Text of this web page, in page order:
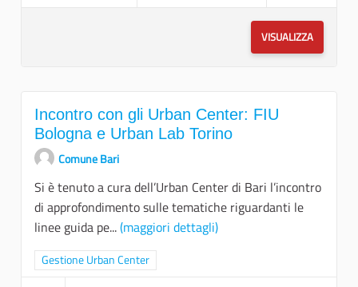
VISUALIZZA
Incontro con gli Urban Center: FIU
Bologna e Urban Lab Torino
Comune Bari
Si è tenuto a cura dell’Urban Center di Bari l’incontro
di approfondimento sulle tematiche riguardanti le
linee guida pe...(maggiori dettagli)
Filtra i risultati per categoria: Gestione Urban Center
Gestione Urban Center